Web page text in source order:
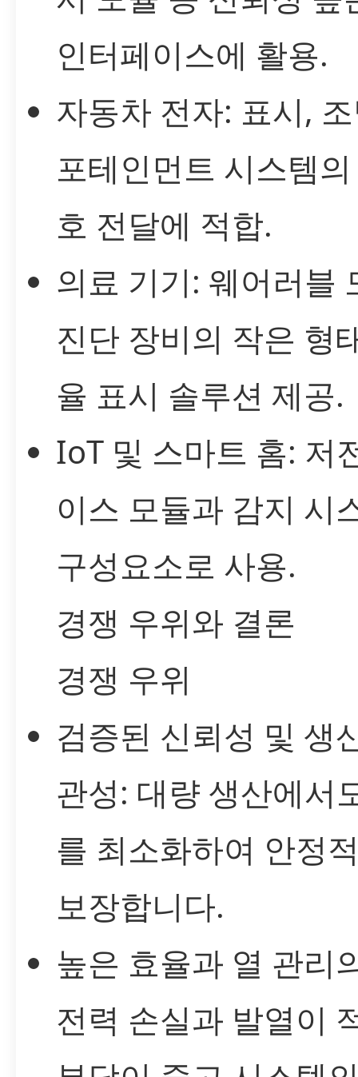
인터페이스에 활용.
자동차 전자: 표시,
포테인먼트 시스템
호 전달에 적합.
의료 기기: 웨어러블
진단 장비의 작은 형
율 표시 솔루션 제공.
IoT 및 스마트 홈: 저
이스 모듈과 감지 시
구성요소로 사용.
경쟁 우위와 결론
경쟁 우위
검증된 신뢰성 및 생
관성: 대량 생산에서
를 최소화하여 안정
보장합니다.
높은 효율과 열 관리
전력 손실과 발열이